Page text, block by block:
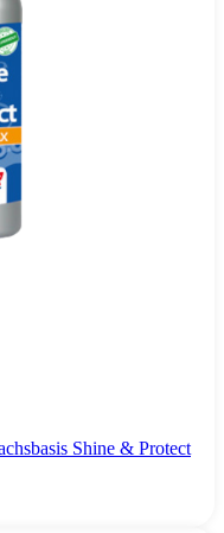
Shine & Protect